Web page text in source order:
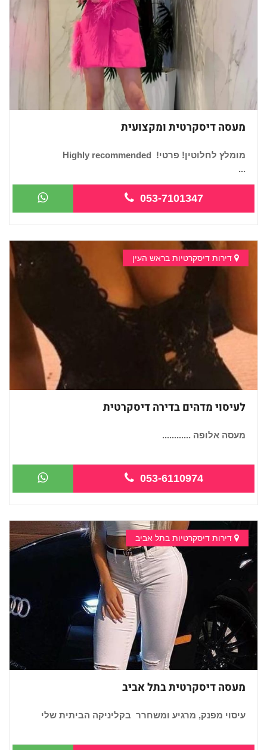
מעסה דיסקרטית ומקצועית
מומלץ לחלוטין! פרטי! ​​​​​​ Highly recommended
...
053-7101347
דירות דיסקרטיות בראש העין
לעיסוי מדהים בדירה דיסקרטית
מעסה אלופה ............
053-6110974
דירות דיסקרטיות בתל אביב
מעסה דיסקרטית בתל אביב
עיסוי מפנק, מרגיע ומשחרר בקליניקה הביתית שלי